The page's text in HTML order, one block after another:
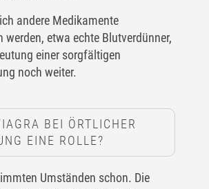
andere Medikamente
werden, etwa echte Blutverdünner,
einer sorgfältigen
noch weiter.
BEI ÖRTLICHER
EINE ROLLE?
Umständen schon. Die